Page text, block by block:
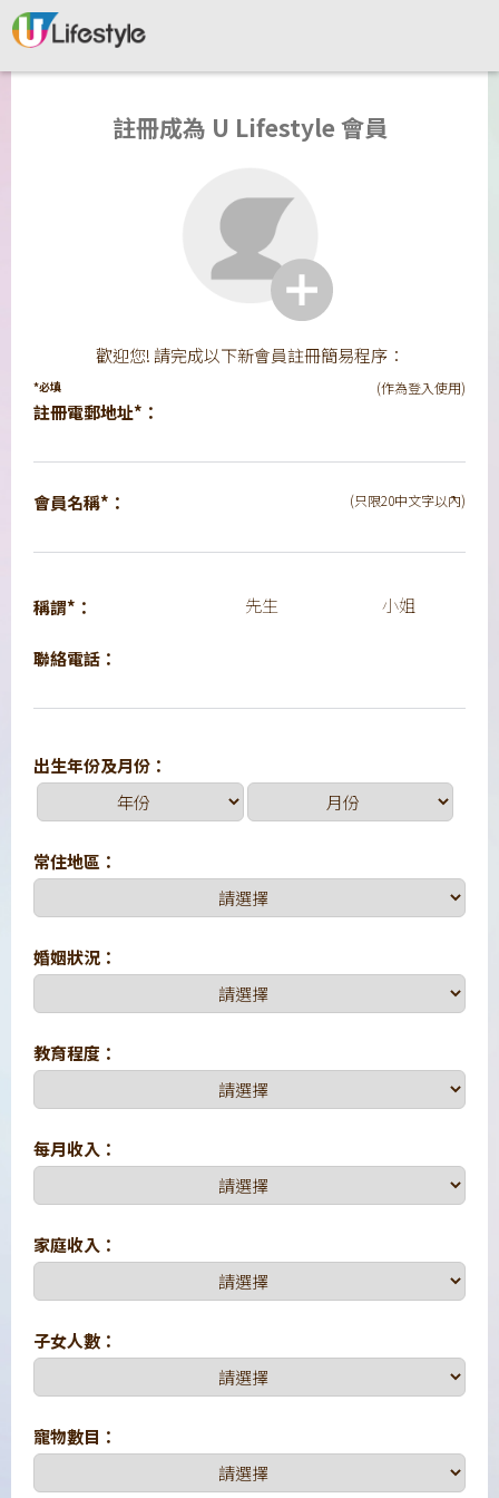
註冊成為 U Lifestyle 會員
歡迎您! 請完成以下新會員註冊簡易程序：
*必填
註冊電郵地址*：
(作為登入使用)
會員名稱*： (只限20中文字以內)
稱謂*： 先生 小姐
聯絡電話：
出生年份及月份：
常住地區：
婚姻狀況：
教育程度：
每月收入：
家庭收入：
子女人數：
寵物數目：